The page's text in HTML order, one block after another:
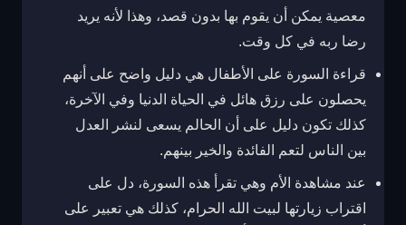
معصية يمكن أن يقوم بها بدون قصد، وهذا لأنه يريد
رضا ربه في كل وقت.
قراءة السورة على الأطفال هي دليل واضح على أنهم
يحصلون على رزق هائل في الحياة الدنيا وفي الآخرة،
كذلك تكون دليل على أن الحالم يسعى لنشر العدل
بين الناس لتعم الفائدة والخير بينهم.
عند مشاهدة الأم وهي تقرأ هذه السورة، دل على
اقتراب زيارتها لبيت الله الحرام، كذلك هي تعبير على